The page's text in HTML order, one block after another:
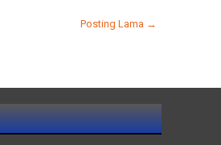
Posting Lama →